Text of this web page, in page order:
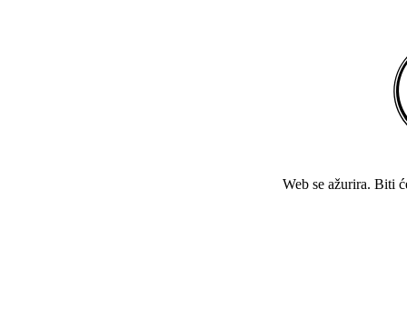
Web se ažurira. Biti